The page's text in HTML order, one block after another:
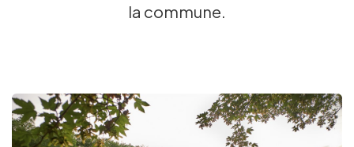
Suivez-nous
la commune.